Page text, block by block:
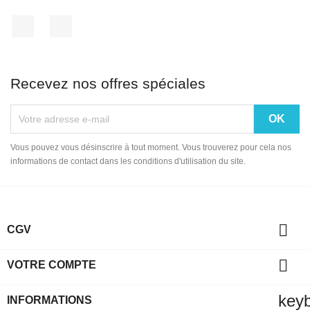
Recevez nos offres spéciales
Vous pouvez vous désinscrire à tout moment. Vous trouverez pour cela nos
informations de contact dans les conditions d'utilisation du site.
CGV 
VOTRE COMPTE 
INFORMATIONS